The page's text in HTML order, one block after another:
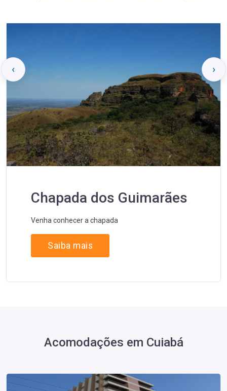
Chapada dos Guimarães
Venha conhecer a chapada
Saiba mais
‹ ›
Acomodações em Cuiabá